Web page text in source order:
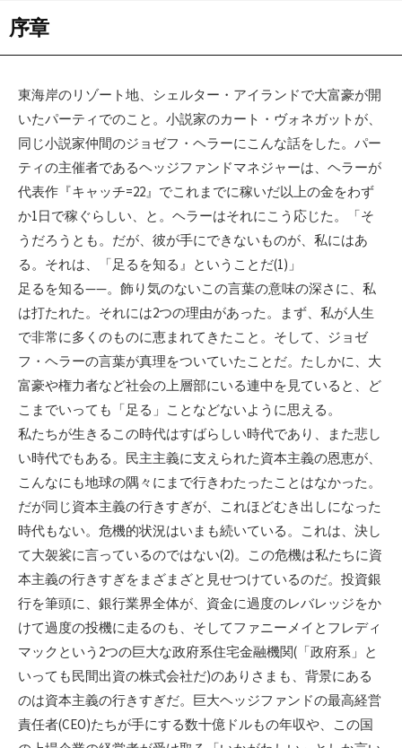
序章
東海岸のリゾート地、シェルター・アイランドで大富豪が開
いたパーティでのこと。小説家のカート・ヴォネガットが、
同じ小説家仲間のジョゼフ・ヘラーにこんな話をした。パー
ティの主催者であるヘッジファンドマネジャーは、ヘラーが
代表作『キャッチ=22』でこれまでに稼いだ以上の金をわず
か1日で稼ぐらしい、と。ヘラーはそれにこう応じた。「そ
うだろうとも。だが、彼が手にできないものが、私にはあ
る。それは、「足るを知る』ということだ(1)」
足るを知る——。飾り気のないこの言葉の意味の深さに、私
は打たれた。それには2つの理由があった。まず、私が人生
で非常に多くのものに恵まれてきたこと。そして、ジョゼ
フ・ヘラーの言葉が真理をついていたことだ。たしかに、大
富豪や権力者など社会の上層部にいる連中を見ていると、ど
こまでいっても「足る」ことなどないように思える。
私たちが生きるこの時代はすばらしい時代であり、また悲し
い時代でもある。民主主義に支えられた資本主義の恩恵が、
こんなにも地球の隅々にまで行きわたったことはなかった。
だが同じ資本主義の行きすぎが、これほどむき出しになった
時代もない。危機的状況はいまも続いている。これは、決し
て大袈裟に言っているのではない(2)。この危機は私たちに資
本主義の行きすぎをまざまざと見せつけているのだ。投資銀
行を筆頭に、銀行業界全体が、資金に過度のレバレッジをか
けて過度の投機に走るのも、そしてファニーメイとフレディ
マックという2つの巨大な政府系住宅金融機関(「政府系」と
いっても民間出資の株式会社だ)のありさまも、背景にある
のは資本主義の行きすぎだ。巨大ヘッジファンドの最高経営
責任者(CEO)たちが手にする数十億ドルもの年収や、この国